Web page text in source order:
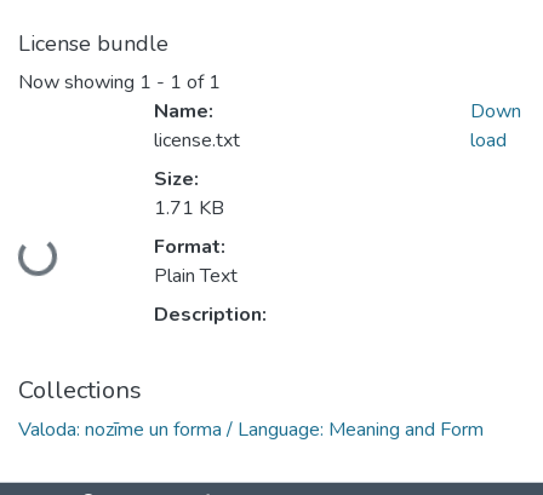
License bundle
Now showing 1 - 1 of 1
Loading...
Name:
license.txt
Size:
1.71 KB
Format:
Plain Text
Description:
Down
load
Collections
Valoda: nozīme un forma / Language: Meaning and Form